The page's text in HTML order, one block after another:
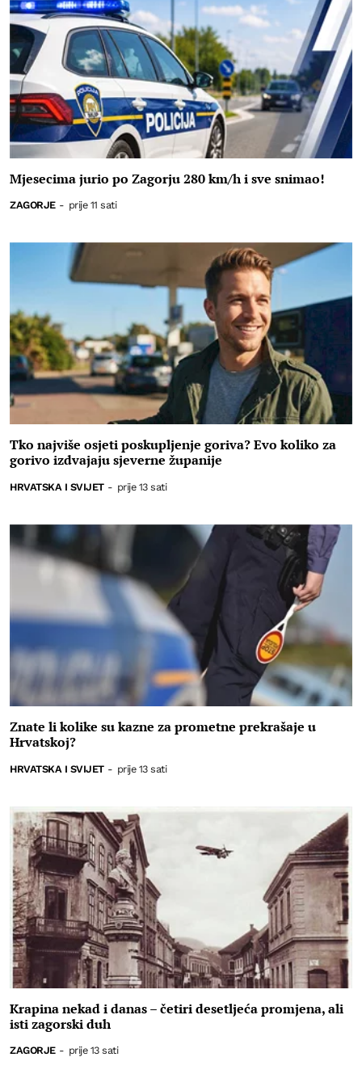
Mjesecima jurio po Zagorju 280 km/h i sve snimao!
ZAGORJE - prije 11 sati
Tko najviše osjeti poskupljenje goriva? Evo koliko za
gorivo izdvajaju sjeverne županije
HRVATSKA I SVIJET - prije 13 sati
Znate li kolike su kazne za prometne prekrašaje u
Hrvatskoj?
HRVATSKA I SVIJET - prije 13 sati
Krapina nekad i danas – četiri desetljeća promjena, ali
isti zagorski duh
ZAGORJE - prije 13 sati